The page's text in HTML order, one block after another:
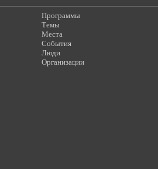
Программы
Темы
Места
События
Люди
Организации